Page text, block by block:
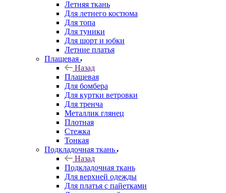
Летняя ткань
Для летнего костюма
Для топа
Для туники
Для шорт и юбки
Летние платья
Плащевая
Назад
Плащевая
Для бомбера
Для куртки ветровки
Для тренча
Металлик глянец
Плотная
Стежка
Тонкая
Подкладочная ткань
Назад
Подкладочная ткань
Для верхней одежды
Для платья с пайетками